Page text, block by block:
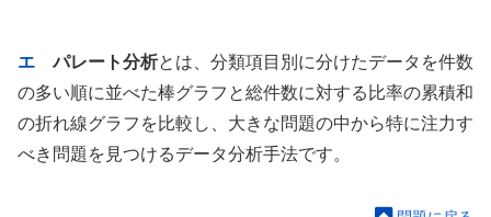
エ パレート分析とは、分類項目別に分けたデータを件数
の多い順に並べた棒グラフと総件数に対する比率の累積和
の折れ線グラフを比較し、大きな問題の中から特に注力す
べき問題を見つけるデータ分析手法です。